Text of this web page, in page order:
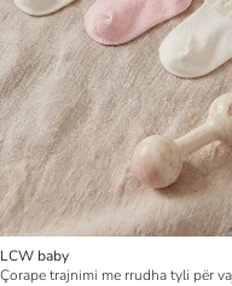
LCW baby